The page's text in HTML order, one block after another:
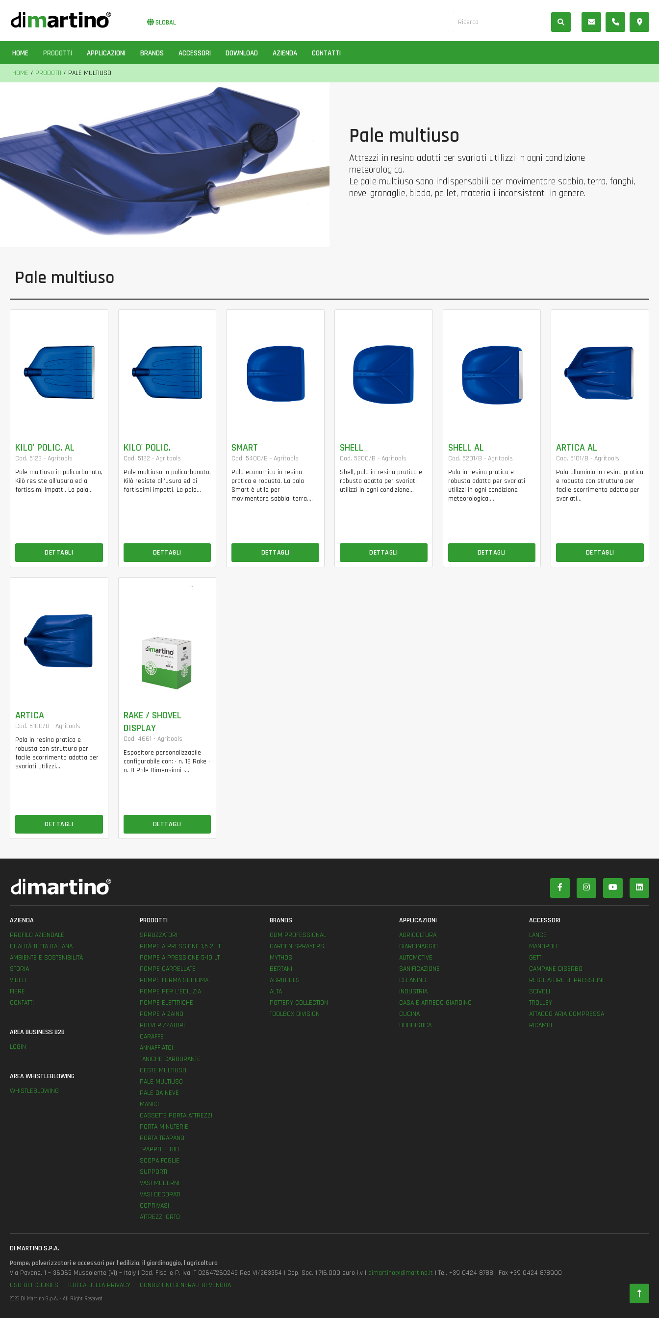
GLOBAL
HOME PRODOTTI APPLICAZIONI BRANDS ACCESSORI DOWNLOAD AZIENDA CONTATTI
HOME / PRODOTTI / PALE MULTIUSO
Pale multiuso
Attrezzi in resina adatti per svariati utilizzi in ogni condizione
meteorologica.
Le pale multiuso sono indispensabili per movimentare sabbia, terra, fanghi,
neve, granaglie, biada, pellet, materiali inconsistenti in genere.
Pale multiuso
KILO' POLIC. AL
Cod. 5123 - Agritools
Pale multiuso in policarbonato,
Kilò resiste all’usura ed ai
fortissimi impatti. La pala...
DETTAGLI
KILO' POLIC.
Cod. 5122 - Agritools
Pale multiuso in policarbonato,
Kilò resiste all’usura ed ai
fortissimi impatti. La pala...
DETTAGLI
SMART
Cod. 5400/B - Agritools
Pala economica in resina
pratica e robusta. La pala
Smart è utile per
movimentare sabbia, terra,...
DETTAGLI
SHELL
Cod. 5200/B - Agritools
Shell, pala in resina pratica e
robusta adatta per svariati
utilizzi in ogni condizione...
DETTAGLI
SHELL AL
Cod. 5201/B - Agritools
Pala in resina pratica e
robusta adatta per svariati
utilizzi in ogni condizione
meteorologica....
DETTAGLI
ARTICA AL
Cod. 5101/B - Agritools
Pala alluminio in resina pratica
e robusta con struttura per
facile scorrimento adatta per
svariati...
DETTAGLI
ARTICA
Cod. 5100/B - Agritools
Pala in resina pratica e
robusta con struttura per
facile scorrimento adatta per
svariati utilizzi...
DETTAGLI
RAKE / SHOVEL
DISPLAY
Cod. 4661 - Agritools
Espositore personalizzabile
configurabile con: • n. 12 Rake •
n. 8 Pale Dimensioni •...
DETTAGLI
AZIENDA
PROFILO AZIENDALE
QUALITÀ TUTTA ITALIANA
AMBIENTE E SOSTENIBILITÀ
STORIA
VIDEO
FIERE
CONTATTI
AREA BUSINESS B2B
LOGIN
AREA WHISTLEBLOWING
WHISTLEBLOWING
PRODOTTI
SPRUZZATORI
POMPE A PRESSIONE 1,5-2 LT
POMPE A PRESSIONE 5-10 LT
POMPE CARRELLATE
POMPE FORMA SCHIUMA
POMPE PER L’EDILIZIA
POMPE ELETTRICHE
POMPE A ZAINO
POLVERIZZATORI
CARAFFE
ANNAFFIATOI
TANICHE CARBURANTE
CESTE MULTIUSO
PALE MULTIUSO
PALE DA NEVE
MANICI
CASSETTE PORTA ATTREZZI
PORTA MINUTERIE
PORTA TRAPANO
TRAPPOLE BIO
SCOPA FOGLIE
SUPPORTI
VASI MODERNI
VASI DECORATI
COPRIVASI
ATTREZZI ORTO
BRANDS
GDM PROFESSIONAL
GARDEN SPRAYERS
MYTHOS
BERTANI
AGRITOOLS
ALTA
POTTERY COLLECTION
TOOLBOX DIVISION
APPLICAZIONI
AGRICOLTURA
GIARDINAGGIO
AUTOMOTIVE
SANIFICAZIONE
CLEANING
INDUSTRIA
CASA E ARREDO GIARDINO
CUCINA
HOBBISTICA
ACCESSORI
LANCE
MANOPOLE
GETTI
CAMPANE DISERBO
REGOLATORE DI PRESSIONE
SCIVOLI
TROLLEY
ATTACCO ARIA COMPRESSA
RICAMBI
DI MARTINO S.P.A.
Pompe, polverizzatori e accessori per l'edilizia, il giardinaggio, l'agricoltura
Via Pavane, 1 – 36065 Mussolente (VI) – Italy | Cod. Fisc. e P. Iva IT 02647260245 Rea VI/263354 | Cap. Soc. 1.716.000 euro i.v | dimartino@dimartino.it | Tel. +39 0424 8788 | Fax +39 0424 878900
USO DEI COOKIES
TUTELA DELLA PRIVACY CONDIZIONI GENERALI DI VENDITA
2026 Di Martino S.p.A. - All Right Reserved